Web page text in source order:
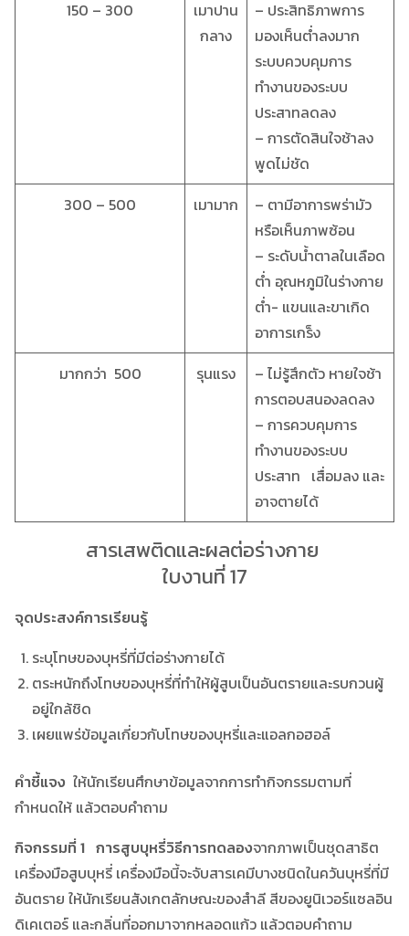
150 – 300
เมาปาน
กลาง
– ประสิทธิภาพการ
มองเห็นต่ำลงมาก
ระบบควบคุมการ
ทำงานของระบบ
ประสาทลดลง
– การตัดสินใจช้าลง
พูดไม่ชัด
300 – 500
เมามาก
– ตามีอาการพร่ามัว
หรือเห็นภาพซ้อน
– ระดับน้ำตาลในเลือด
ต่ำ อุณหภูมิในร่างกาย
ต่ำ- แขนและขาเกิด
อาการเกร็ง
มากกว่า 500
รุนแรง
– ไม่รู้สึกตัว หายใจช้า
การตอบสนองลดลง
– การควบคุมการ
ทำงานของระบบ
ประสาท เสื่อมลง และ
อาจตายได้
สารเสพติดและผลต่อร่างกาย
ใบงานที่ 17
จุดประสงค์การเรียนรู้
ระบุโทษของบุหรี่ที่มีต่อร่างกายได้
ตระหนักถึงโทษของบุหรี่ที่ทำให้ผู้สูบเป็นอันตรายและรบกวนผู้
อยู่ใกล้ชิด
เผยแพร่ข้อมูลเกี่ยวกับโทษของบุหรี่และแอลกอฮอล์
คำชี้แจง ให้นักเรียนศึกษาข้อมูลจากการทำกิจกรรมตามที่
กำหนดให้ แล้วตอบคำถาม
กิจกรรมที่1 การสูบบุหรี่วิธีการทดลองจากภาพเป็นชุดสาธิต
เครื่องมือสูบบุหรี่ เครื่องมือนี้จะจับสารเคมีบางชนิดในควันบุหรี่ที่มี
อันตราย ให้นักเรียนสังเกตลักษณะของสำลี สีของยูนิเวอร์แซลอิน
ดิเคเตอร์ และกลิ่นที่ออกมาจากหลอดแก้ว แล้วตอบคำถาม